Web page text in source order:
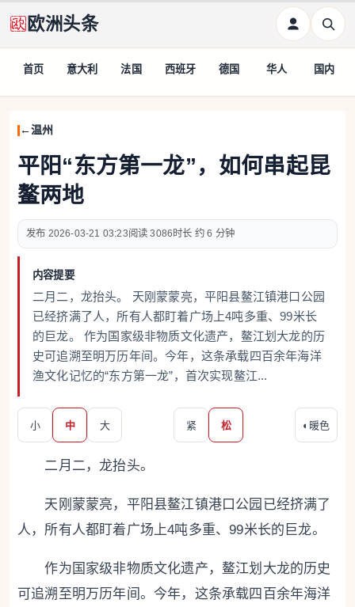
欧洲头条
首页 意大利 法国 西班牙 德国 华人 国内
温州
平阳“东方第一龙”，如何串起昆
鳌两地
2026-03-21 03:23 3086 约 6 分钟
内容提要
二月二，龙抬头。 天刚蒙蒙亮，平阳县鳌江镇港口公园
已经挤满了人，所有人都盯着广场上4吨多重、99米长
的巨龙。 作为国家级非物质文化遗产，鳌江划大龙的历
史可追溯至明万历年间。今年，这条承载四百余年海洋
渔文化记忆的“东方第一龙”，首次实现鳌江...
小 中 大 紧 松 ◐ 暖色
二月二，龙抬头。
天刚蒙蒙亮，平阳县鳌江镇港口公园已经挤满了
人，所有人都盯着广场上4吨多重、99米长的巨龙。
作为国家级非物质文化遗产，鳌江划大龙的历史
可追溯至明万历年间。今年，这条承载四百余年海洋